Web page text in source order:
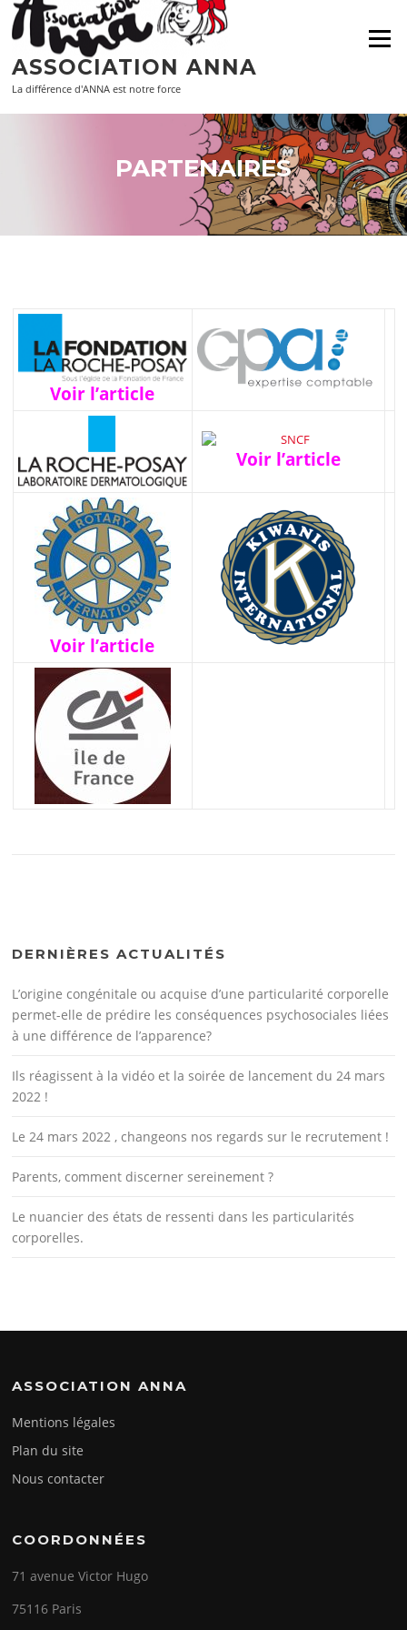
Aller
au
contenu
ASSOCIATION ANNA
La différence d'ANNA est notre force
Menu
PARTENAIRES
Voir l’article
Voir l’article
Voir l’article
DERNIÈRES ACTUALITÉS
L’origine congénitale ou acquise d’une particularité corporelle
permet-elle de prédire les conséquences psychosociales liées
à une différence de l’apparence?
Ils réagissent à la vidéo et la soirée de lancement du 24 mars
2022 !
Le 24 mars 2022 , changeons nos regards sur le recrutement !
Parents, comment discerner sereinement ?
Le nuancier des états de ressenti dans les particularités
corporelles.
ASSOCIATION ANNA
Mentions légales
Plan du site
Nous contacter
COORDONNÉES
71 avenue Victor Hugo
75116 Paris